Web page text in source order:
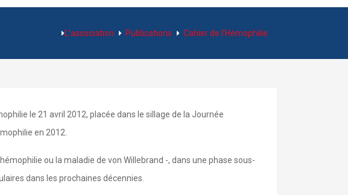
L'association Publications Cahier de l'Hémophilie
le 21 avril 2012, placée dans le sillage de la Journée
en 2012.
ou la maladie de von Willebrand -, dans une phase sous-
dans les prochaines décennies.